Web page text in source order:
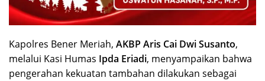
Kapolres Bener Meriah, AKBP Aris Cai Dwi Susanto,
melalui Kasi Humas Ipda Eriadi, menyampaikan bahwa
pengerahan kekuatan tambahan dilakukan sebagai